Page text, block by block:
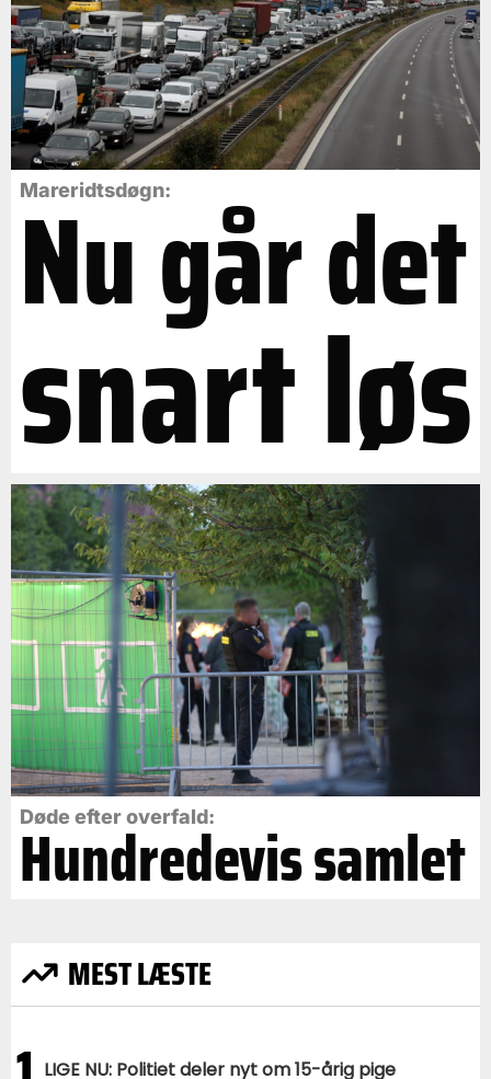
Mareridtsdøgn:
Nu går det
snart løs
Døde efter overfald:
Hundredevis samlet
MEST LÆSTE
LIGE NU: Politiet deler nyt om 15-årig pige